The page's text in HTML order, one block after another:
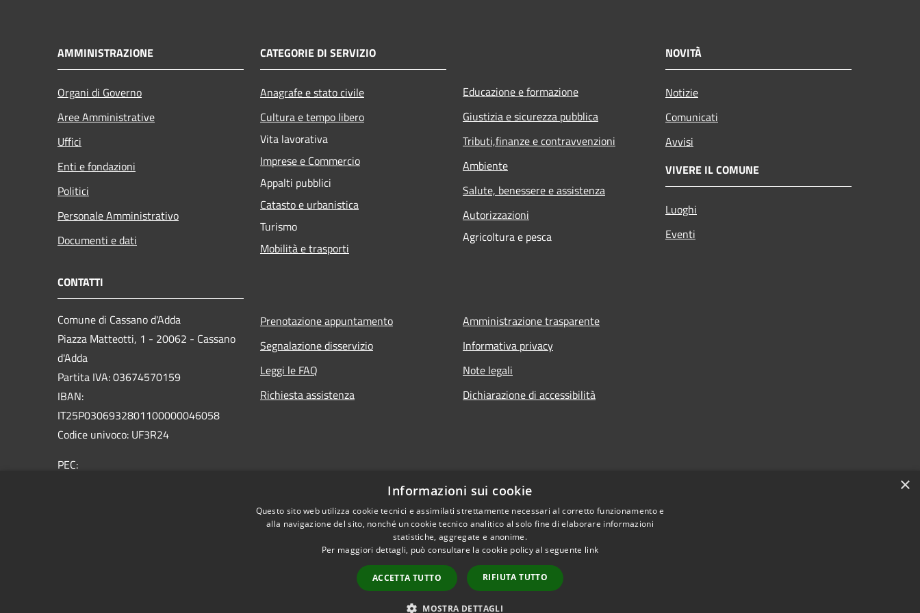
AMMINISTRAZIONE
Organi di Governo
Aree Amministrative
Uffici
Enti e fondazioni
Politici
Personale Amministrativo
Documenti e dati
CATEGORIE DI SERVIZIO
Anagrafe e stato civile
Cultura e tempo libero
Vita lavorativa
Imprese e Commercio
Appalti pubblici
Catasto e urbanistica
Turismo
Mobilità e trasporti
Educazione e formazione
Giustizia e sicurezza pubblica
Tributi,finanze e contravvenzioni
Ambiente
Salute, benessere e assistenza
Autorizzazioni
Agricoltura e pesca
NOVITÀ
Notizie
Comunicati
Avvisi
VIVERE IL COMUNE
Luoghi
Eventi
CONTATTI
Comune di Cassano d'Adda
Piazza Matteotti, 1 - 20062 - Cassano
d'Adda
Partita IVA: 03674570159
IBAN:
IT25P0306932801100000046058
Codice univoco: UF3R24
PEC:
Prenotazione appuntamento
Segnalazione disservizio
Leggi le FAQ
Richiesta assistenza
Amministrazione trasparente
Informativa privacy
Note legali
Dichiarazione di accessibilità
Copyright © 2026 • Comune di Cassano d'Adda • Powered by
×
Informazioni sui cookie
Questo sito web utilizza cookie tecnici e assimilati strettamente necessari al corretto funzionamento e
alla navigazione del sito, nonché un cookie tecnico analitico al solo fine di elaborare informazioni
statistiche, aggregate e anonime.
Per maggiori dettagli, può consultare la cookie policy al seguente link
ACCETTA TUTTO RIFIUTA TUTTO
MOSTRA DETTAGLI